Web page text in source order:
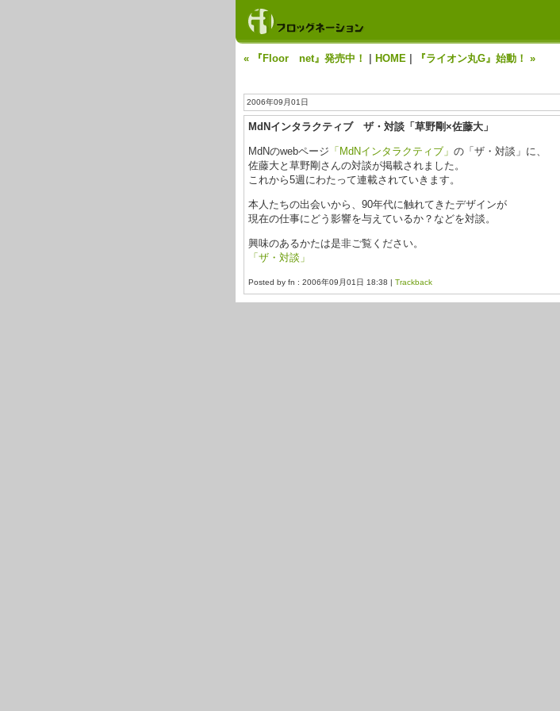
« 『Floor net』発売中！ HOME 『ライオン丸G』始動！ »
2006年09月01日
MdNインタラクティブ ザ・対談「草野剛×佐藤大」
MdNのwebページ 「MdNインタラクティブ」 の「ザ・対談」に、
佐藤大と草野剛さんの対談が掲載されました。
これから5週にわたって連載されていきます。
本人たちの出会いから、90年代に触れてきたデザインが
現在の仕事にどう影響を与えているか？などを対談。
興味のあるかたは是非ご覧ください。
「ザ・対談」
Posted by fn : 2006年09月01日 18:38 | Trackback